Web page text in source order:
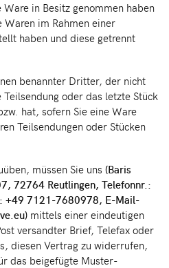
in Besitz genommen haben
Waren im Rahmen einer
haben und diese getrennt
benannter Dritter, der nicht
oder das letzte Stück
hat, sofern Sie eine Ware
Teilsendungen oder Stücken
müssen Sie uns (Baris
72764 Reutlingen, Telefonnr.:
+49 7121-7680978, E-Mail-
mittels einer eindeutigen
versandter Brief, Telefax oder
diesen Vertrag zu widerrufen,
das beigefügte Muster-